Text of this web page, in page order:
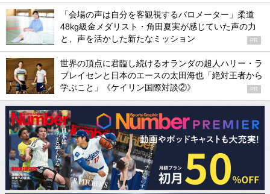
「会場の声は自分を客観視するバロメーター」柔道
48kg級金メダリスト・角田夏実が感じていた声の力
と、声を活かした新たなミッション
PR
世界の頂点に君臨し続けるオランダの超人ハリー・ラ
ブレイセンと日本のエースの太田海也「絶対王者から
学ぶこと」《ケイリン国際対談②》
PR